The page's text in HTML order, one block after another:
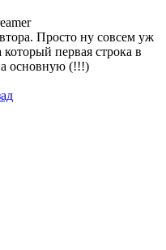
Просто ну совсем уж
первая строка в
основную (!!!)